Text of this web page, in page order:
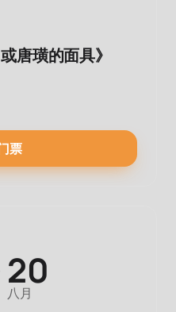
唐璜的面具》
票
20
八月